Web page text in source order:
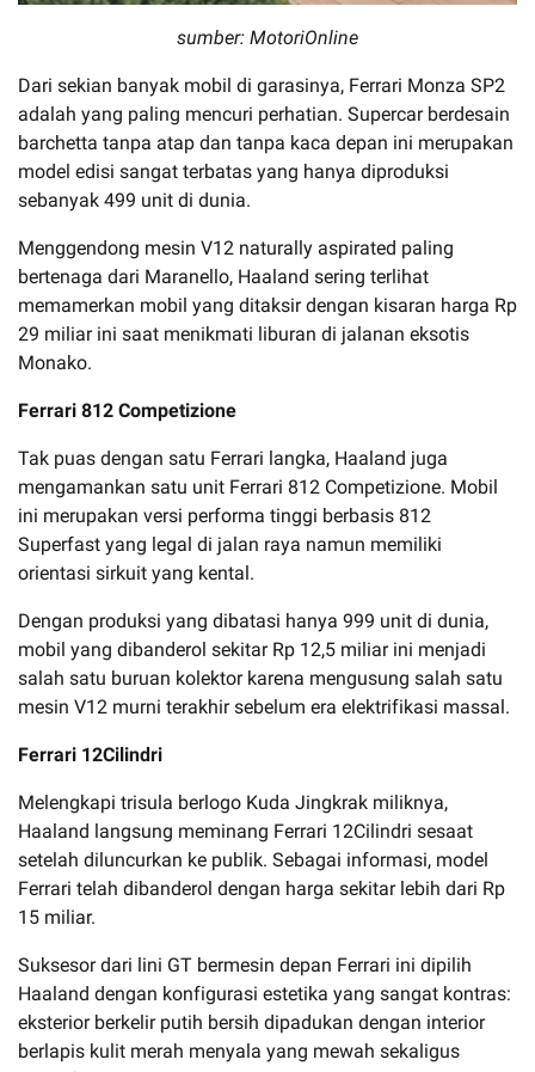
sumber: MotoriOnline
Dari sekian banyak mobil di garasinya, Ferrari Monza SP2
adalah yang paling mencuri perhatian. Supercar berdesain
barchetta tanpa atap dan tanpa kaca depan ini merupakan
model edisi sangat terbatas yang hanya diproduksi
sebanyak 499 unit di dunia.
Menggendong mesin V12 naturally aspirated paling
bertenaga dari Maranello, Haaland sering terlihat
memamerkan mobil yang ditaksir dengan kisaran harga Rp
29 miliar ini saat menikmati liburan di jalanan eksotis
Monako.
Ferrari 812 Competizione
Tak puas dengan satu Ferrari langka, Haaland juga
mengamankan satu unit Ferrari 812 Competizione. Mobil
ini merupakan versi performa tinggi berbasis 812
Superfast yang legal di jalan raya namun memiliki
orientasi sirkuit yang kental.
Dengan produksi yang dibatasi hanya 999 unit di dunia,
mobil yang dibanderol sekitar Rp 12,5 miliar ini menjadi
salah satu buruan kolektor karena mengusung salah satu
mesin V12 murni terakhir sebelum era elektrifikasi massal.
Ferrari 12Cilindri
Melengkapi trisula berlogo Kuda Jingkrak miliknya,
Haaland langsung meminang Ferrari 12Cilindri sesaat
setelah diluncurkan ke publik. Sebagai informasi, model
Ferrari telah dibanderol dengan harga sekitar lebih dari Rp
15 miliar.
Suksesor dari lini GT bermesin depan Ferrari ini dipilih
Haaland dengan konfigurasi estetika yang sangat kontras:
eksterior berkelir putih bersih dipadukan dengan interior
berlapis kulit merah menyala yang mewah sekaligus